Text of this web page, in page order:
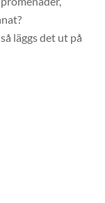
läggs det ut på